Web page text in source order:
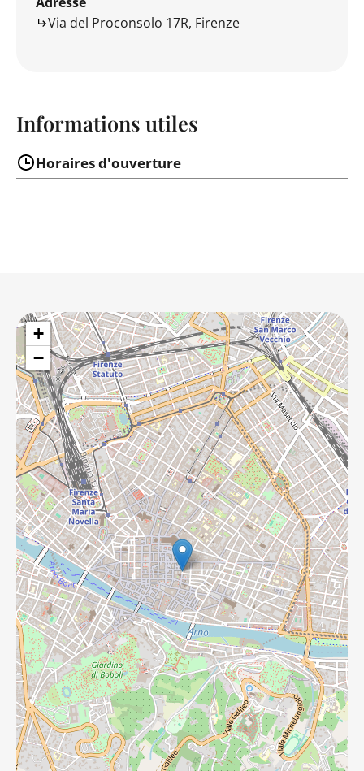
Via del Proconsolo 17R, Firenze
Informations utiles
Horaires d'ouverture
+
−